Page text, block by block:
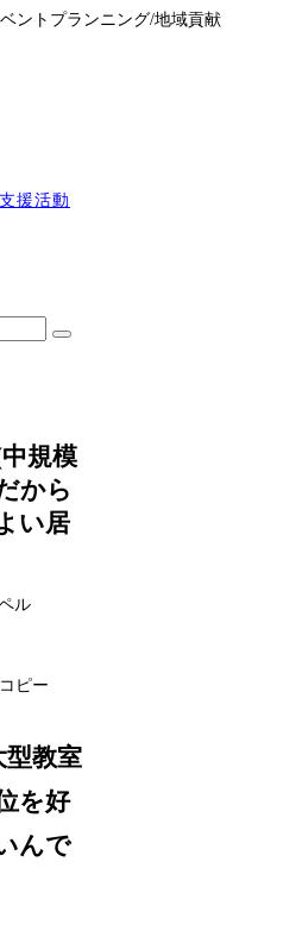
ントプランニング/地域貢献
援活動
規模
から
い居
コピー
型教室
を好
んで